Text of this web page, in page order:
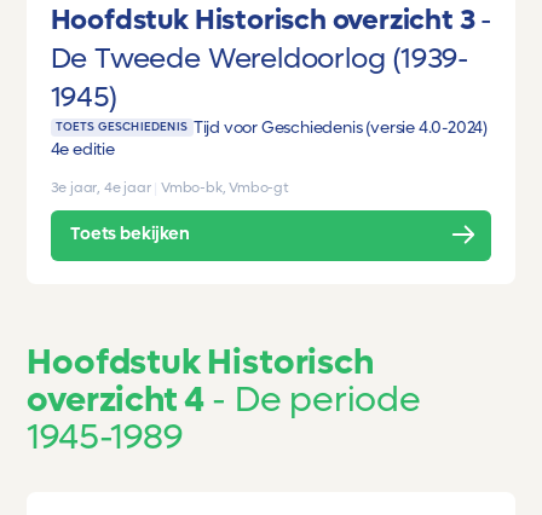
Hoofdstuk Historisch overzicht 3
De Tweede Wereldoorlog (1939-
1945)
TOETS GESCHIEDENIS Tijd voor Geschiedenis (versie 4.0-2024)
4e editie
3e jaar, 4e jaar Vmbo-bk, Vmbo-gt
Toets bekijken
Hoofdstuk Historisch
overzicht 4
De periode
1945-1989